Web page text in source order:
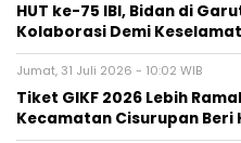
HUT ke-75 IBI, Bidan di
Kolaborasi Demi
Jumat, 31 Juli 2026 - 10:02 WIB
Tiket GIKF 2026 Lebih
Kecamatan Cisurupan Beri